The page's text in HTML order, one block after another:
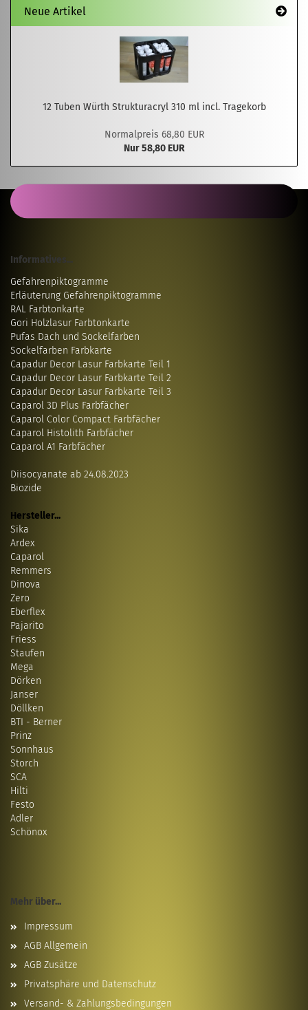
Neue Artikel
12 Tuben Würth Strukturacryl 310 ml incl. Tragekorb
Normalpreis 68,80 EUR
Nur 58,80 EUR
Informatives...
Gefahrenpiktogramme
Erläuterung Gefahrenpiktogramme
RAL Farbtonkarte
Gori Holzlasur Farbtonkarte
Pufas Dach und Sockelfarben
Sockelfarben Farbkarte
Capadur Decor Lasur Farbkarte Teil 1
Capadur Decor Lasur Farbkarte Teil 2
Capadur Decor Lasur Farbkarte Teil 3
Caparol 3D Plus Farbfächer
Caparol Color Compact Farbfächer
Caparol Histolith Farbfächer
Caparol A1 Farbfächer
Diisocyanate ab 24.08.2023
Biozide
Hersteller...
Sika
Ardex
Caparol
Remmers
Dinova
Zero
Eberflex
Pajarito
Friess
Staufen
Mega
Dörken
Janser
Döllken
BTI - Berner
Prinz
Sonnhaus
Storch
SCA
Hilti
Festo
Adler
Schönox
Mehr über...
Impressum
AGB Allgemein
AGB Zusätze
Privatsphäre und Datenschutz
Versand- & Zahlungsbedingungen